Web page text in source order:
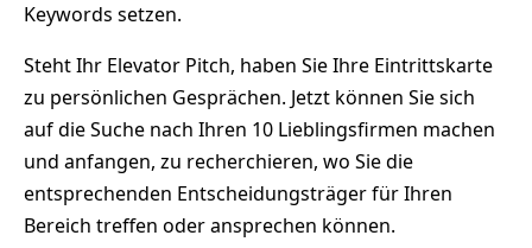
Keywords setzen.
Steht Ihr Elevator Pitch, haben Sie Ihre Eintrittskarte
zu persönlichen Gesprächen. Jetzt können Sie sich
auf die Suche nach Ihren 10 Lieblingsfirmen machen
und anfangen, zu recherchieren, wo Sie die
entsprechenden Entscheidungsträger für Ihren
Bereich treffen oder ansprechen können.